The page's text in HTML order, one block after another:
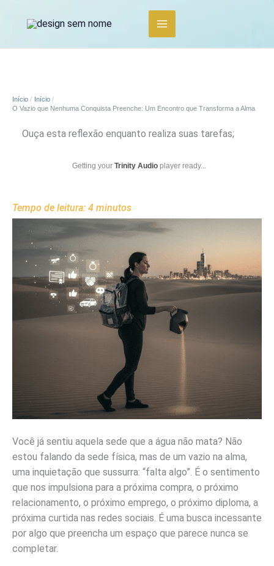
Início
Início
O Vazio que Nenhuma Conquista Preenche: Um Encontro que Transforma a Alma
Ouça esta reflexão enquanto realiza suas tarefas;
Getting your Trinity Audio player ready...
Tempo de leitura: 4 minutos
Você já sentiu aquela sede que a água não mata? Não
estou falando da sede física, mas de um vazio na alma,
uma inquietação que sussurra: “falta algo”. É o sentimento
que nos impulsiona para a próxima compra, o próximo
relacionamento, o próximo emprego, o próximo diploma, a
próxima curtida nas redes sociais. É uma busca incessante
por algo que preencha um espaço que parece nunca se
completar.